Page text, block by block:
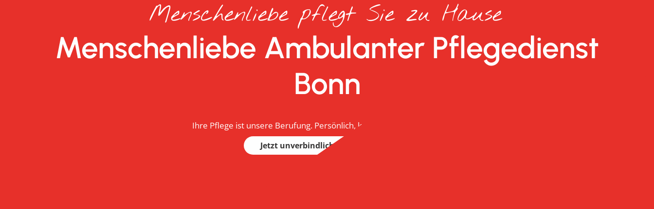
Menschenliebe pflegt Sie zu Hause
Menschenliebe Ambulanter Pflegedienst
Bonn
Ihre Pflege ist unsere Berufung. Persönlich, kompetent und zuverlässig.
Jetzt unverbindlich beraten lassen